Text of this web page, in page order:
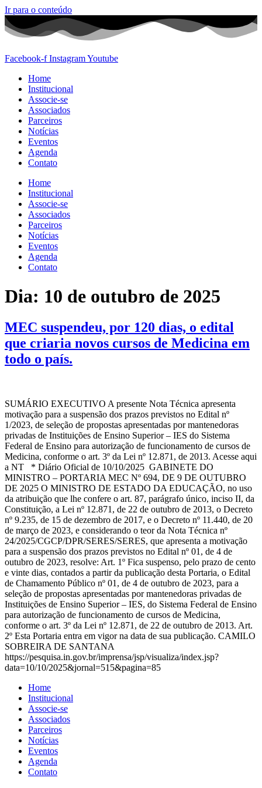
Ir para o conteúdo
Facebook-f InstagramYoutube
Home
Institucional
Associe-se
Associados
Parceiros
Notícias
Eventos
Agenda
Contato
Home
Institucional
Associe-se
Associados
Parceiros
Notícias
Eventos
Agenda
Contato
Dia: 10 de outubro de 2025
MEC suspendeu, por 120 dias, o edital
que criaria novos cursos de Medicina em
todo o país.
SUMÁRIO EXECUTIVO A presente Nota Técnica apresenta
motivação para a suspensão dos prazos previstos no Edital nº
1/2023, de seleção de propostas apresentadas por mantenedoras
privadas de Instituições de Ensino Superior – IES do Sistema
Federal de Ensino para autorização de funcionamento de cursos de
Medicina, conforme o art. 3º da Lei nº 12.871, de 2013. Acesse aqui
a NT * Diário Oficial de 10/10/2025 GABINETE DO
MINISTRO – PORTARIA MEC Nº 694, DE 9 DE OUTUBRO
DE 2025 O MINISTRO DE ESTADO DA EDUCAÇÃO, no uso
da atribuição que lhe confere o art. 87, parágrafo único, inciso II, da
Constituição, a Lei nº 12.871, de 22 de outubro de 2013, o Decreto
nº 9.235, de 15 de dezembro de 2017, e o Decreto nº 11.440, de 20
de março de 2023, e considerando o teor da Nota Técnica nº
24/2025/CGCP/DPR/SERES/SERES, que apresenta a motivação
para a suspensão dos prazos previstos no Edital nº 01, de 4 de
outubro de 2023, resolve: Art. 1º Fica suspenso, pelo prazo de cento
e vinte dias, contados a partir da publicação desta Portaria, o Edital
de Chamamento Público nº 01, de 4 de outubro de 2023, para a
seleção de propostas apresentadas por mantenedoras privadas de
Instituições de Ensino Superior – IES, do Sistema Federal de Ensino
para autorização de funcionamento de cursos de Medicina,
conforme o art. 3º da Lei nº 12.871, de 22 de outubro de 2013. Art.
2º Esta Portaria entra em vigor na data de sua publicação. CAMILO
SOBREIRA DE SANTANA
https://pesquisa.in.gov.br/imprensa/jsp/visualiza/index.jsp?
data=10/10/2025&jornal=515&pagina=85
Home
Institucional
Associe-se
Associados
Parceiros
Notícias
Eventos
Agenda
Contato